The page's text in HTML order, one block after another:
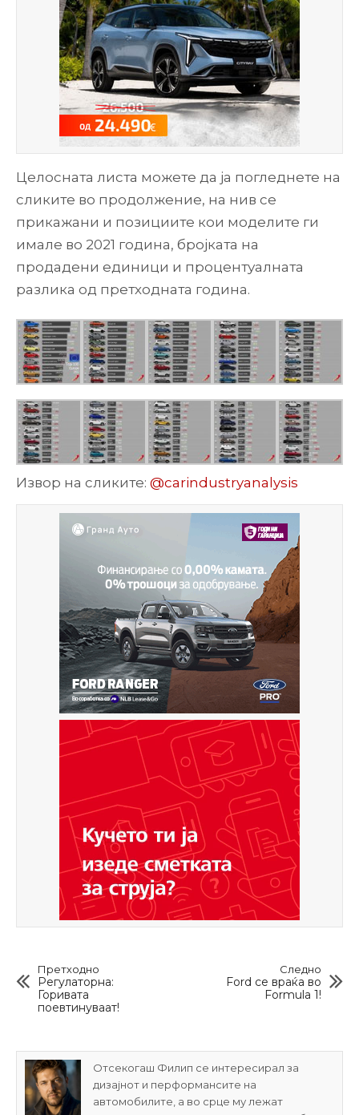
Целосната листа можете да ја погледнете на
сликите во продолжение, на нив се
прикажани и позициите кои моделите ги
имале во 2021 година, бројката на
продадени единици и процентуалната
разлика од претходната година.
Извор на сликите: @carindustryanalysis
Претходно
Регулаторна:
Горивата
поевтинуваат!
Следно
Ford се враќа вo
Formula 1!
Отсекогаш Филип се интересирал за
дизајнот и перформансите на
автомобилите, а во срце му лежат